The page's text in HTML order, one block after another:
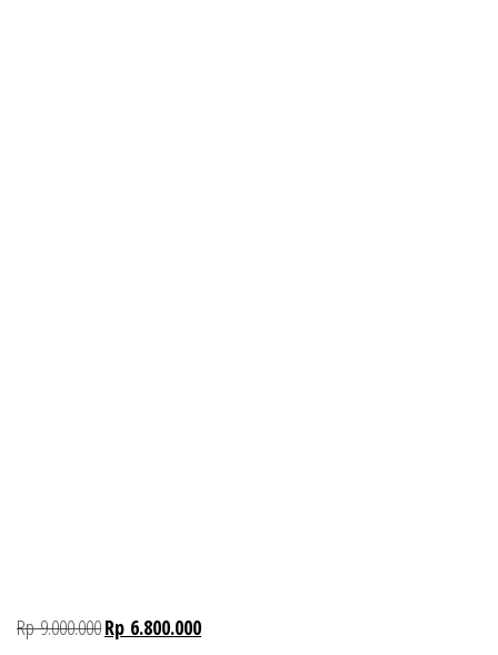
Rp9.000.000Rp 6.800.000